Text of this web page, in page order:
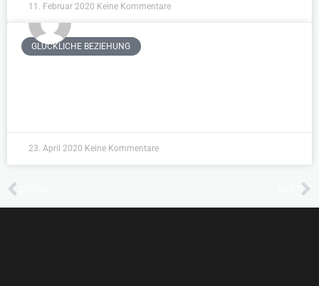
11. Februar 2020 Keine Kommentare
GLÜCKLICHE BEZIEHUNG
23. April 2020 Keine Kommentare
Zurück